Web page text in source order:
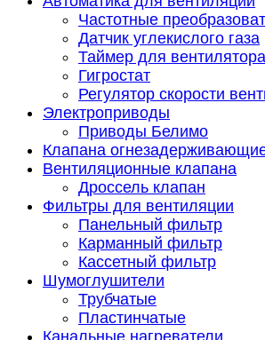
Частотные
Датчик углекислого газа
Таймер для
Гигростат
Регулятор скорости
Электроприводы
Приводы Белимо
Клапана
Вентиляционные клапана
Дроссель клапан
Фильтры для вентиляции
Панельный фильтр
Карманный фильтр
Кассетный фильтр
Шумоглушители
Трубчатые
Пластинчатые
Канальные нагреватели